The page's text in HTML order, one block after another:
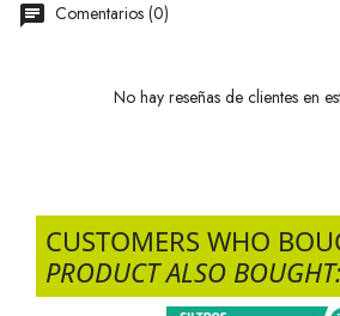
Comentarios (0)
No hay reseñas de clientes en
CUSTOMERS WHO
PRODUCT ALSO BOUGHT: